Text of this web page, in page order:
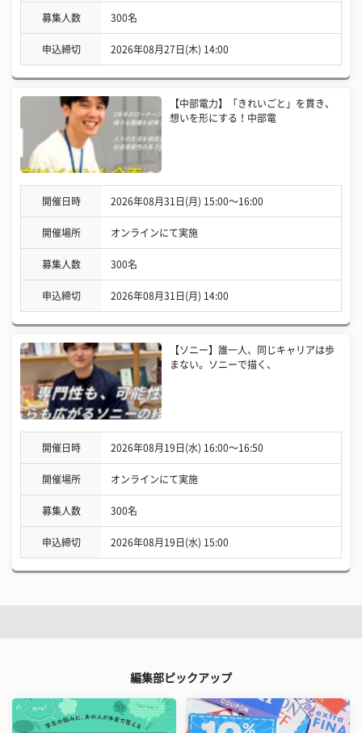
募集人数 300名
申込締切 2026年08月27日(木) 14:00
【中部電力】「きれいごと」を貫き、
想いを形にする！中部電
開催日時 2026年08月31日(月) 15:00〜16:00
開催場所 オンラインにて実施
募集人数 300名
申込締切 2026年08月31日(月) 14:00
【ソニー】誰一人、同じキャリアは歩
まない。ソニーで描く、
開催日時 2026年08月19日(水) 16:00〜16:50
開催場所 オンラインにて実施
募集人数 300名
申込締切 2026年08月19日(水) 15:00
編集部ピックアップ